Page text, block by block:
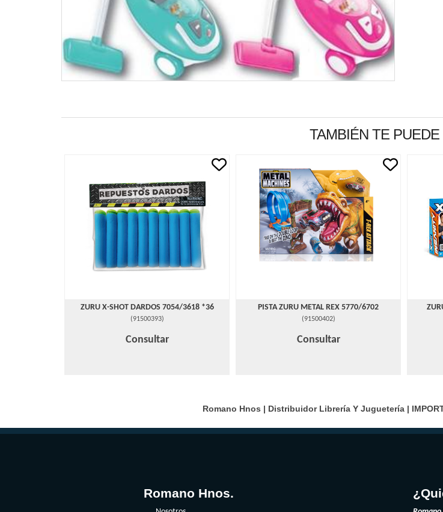
TAMBIÉN TE
ZURU X-SHOT DARDOS 7054/3618 *36
(91500393)
Consultar
PISTA ZURU METAL REX 5770/6702
(91500402)
Consultar
Romano Hnos | Distribuidor Librería Y Juguetería |
Romano Hnos.